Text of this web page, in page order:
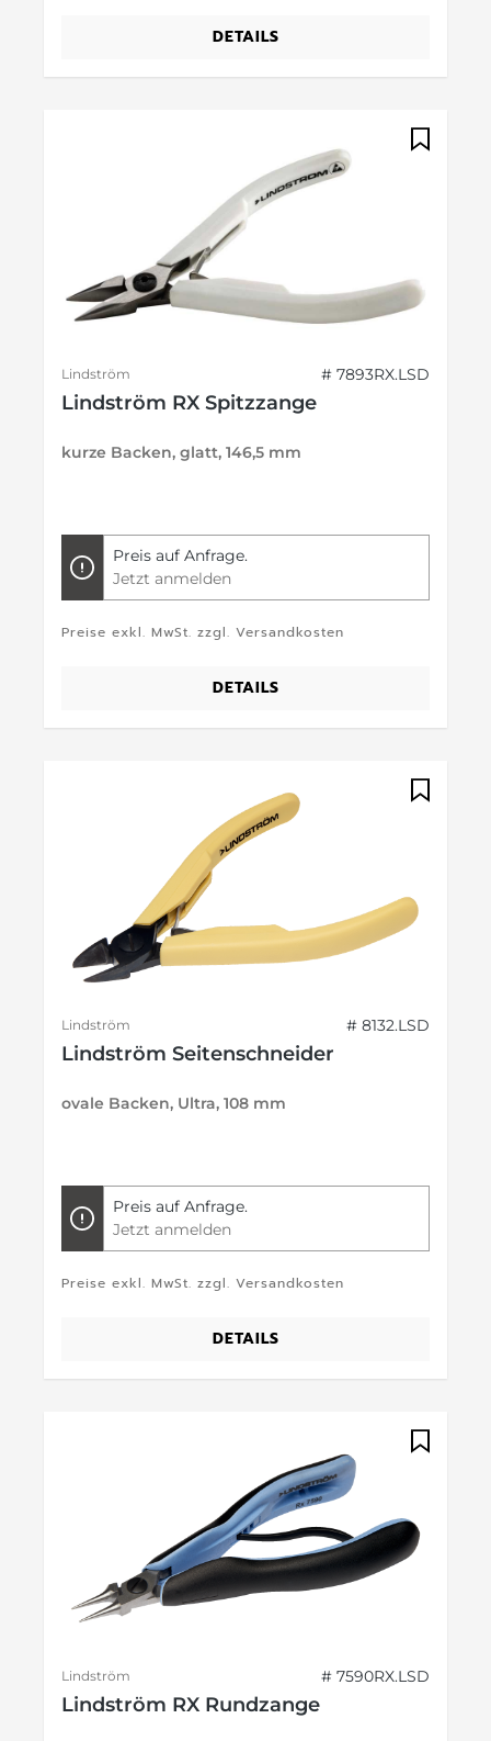
DETAILS
Lindström # 7893RX.LSD
Lindström RX Spitzzange
kurze Backen, glatt, 146,5 mm
Preis auf Anfrage.
Jetzt anmelden
Preise exkl. MwSt. zzgl. Versandkosten
DETAILS
Lindström # 8132.LSD
Lindström Seitenschneider
ovale Backen, Ultra, 108 mm
Preis auf Anfrage.
Jetzt anmelden
Preise exkl. MwSt. zzgl. Versandkosten
DETAILS
Lindström # 7590RX.LSD
Lindström RX Rundzange